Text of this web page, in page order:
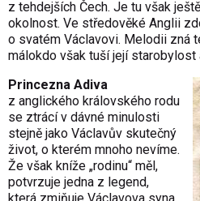
z tehdejších Čech. Je tu však
okolnost. Ve středověké Anglii
o svatém Václavovi. Melodii zná
málokdo však tuší její starobylost
Princezna Adiva
z anglického královského rodu
se ztrácí v dávné minulosti
stejně jako Václavův skutečný
život, o kterém mnoho nevíme.
Že však kníže „rodinu“ měl,
potvrzuje jedna z legend,